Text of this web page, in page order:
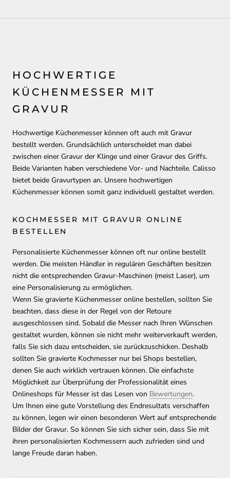
HOCHWERTIGE
KÜCHENMESSER MIT
GRAVUR
Hochwertige Küchenmesser können oft auch mit Gravur
bestellt werden. Grundsächlich unterscheidet man dabei
zwischen einer Gravur der Klinge und einer Gravur des Griffs.
Beide Varianten haben verschiedene Vor- und Nachteile. Calisso
bietet beide Gravurtypen an. Unsere hochwertigen
Küchenmesser können somit ganz individuell gestaltet werden.
KOCHMESSER MIT GRAVUR ONLINE
BESTELLEN
Personalisierte Küchenmesser können oft nur online bestellt
werden. Die meisten Händler in regulären Geschäften besitzen
nicht die entsprechenden Gravur-Maschinen (meist Laser), um
eine Personalisierung zu ermöglichen.
Wenn Sie gravierte Küchenmesser online bestellen, sollten Sie
beachten, dass diese in der Regel von der Retoure
ausgeschlossen sind. Sobald die Messer nach Ihren Wünschen
gestaltet wurden, können sie nicht mehr weiterverkauft werden,
falls Sie sich dazu entscheiden, sie zurückzuschicken. Deshalb
sollten Sie gravierte Kochmesser nur bei Shops bestellen,
denen Sie auch wirklich vertrauen können. Die einfachste
Möglichkeit zur Überprüfung der Professionalität eines
Onlineshops für Messer ist das Lesen von Bewertungen.
Um Ihnen eine gute Vorstellung des Endresultats verschaffen
zu können, legen wir einen besonderen Wert auf entsprechende
Bilder der Gravur. So können Sie sich sicher sein, dass Sie mit
ihren personalisierten Kochmessern auch zufrieden sind und
lange Freude daran haben.